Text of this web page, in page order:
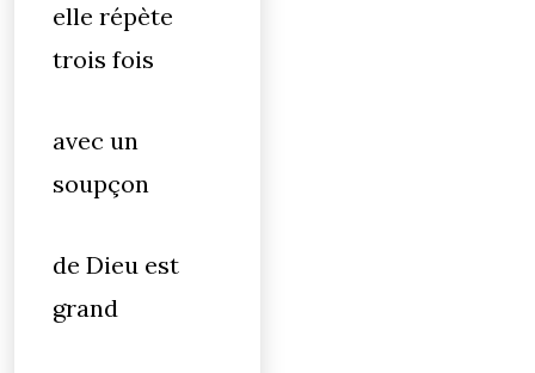
elle répète
trois fois
avec un
soupçon
de Dieu est
grand